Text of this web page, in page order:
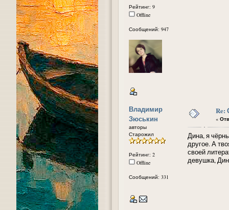
Рейтинг: 9
Offline
Сообщений: 947
Владимир
Зюськин
авторы
Старожил
Рейтинг: 2
Offline
Сообщений: 331
Re:
«
Дина, я
другое. А
своей
девушка,